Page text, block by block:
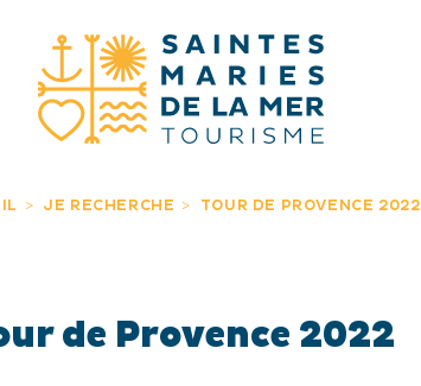
JE RECHERCHE TOUR DE PROVENCE 2022
de Provence 2022